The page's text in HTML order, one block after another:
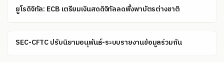
ยูโรดิจิทัล: ECB เตรียมเงินสดดิจิทัลลดพึ่งพาบัตรต่างชาติ
SEC-CFTC ปรับนิยามอนุพันธ์-ระบบรายงานข้อมูลร่วมกัน